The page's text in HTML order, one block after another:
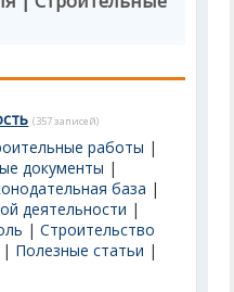
(357 записей)
работы |
документы |
база |
деятельности |
|Строительство
| Полезные статьи |